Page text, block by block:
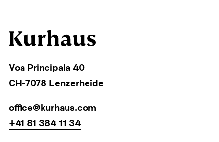
Voa Principala 40
CH-7078 Lenzerheide
office@kurhaus.com
+41 81 384 11 34